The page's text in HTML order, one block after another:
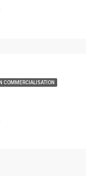
COMMERCIALISATION